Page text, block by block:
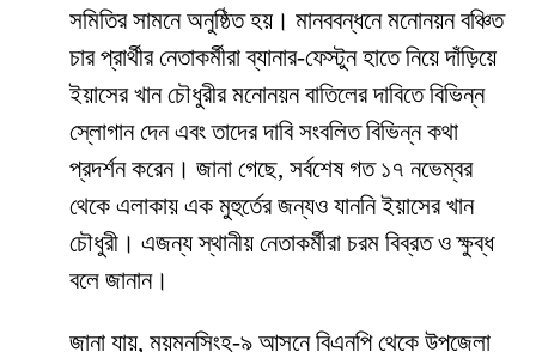
সমিতির সামনে অনুষ্ঠিত হয়। মানববন্ধনে মনোনয়ন বঞ্চিত
চার প্রার্থীর নেতাকর্মীরা ব্যানার-ফেস্টুন হাতে নিয়ে দাঁড়িয়ে
ইয়াসের খান চৌধুরীর মনোনয়ন বাতিলের দাবিতে বিভিন্ন
স্লোগান দেন এবং তাদের দাবি সংবলিত বিভিন্ন কথা
প্রদর্শন করেন। জানা গেছে, সর্বশেষ গত ১৭ নভেম্বর
থেকে এলাকায় এক মুহুর্তের জন্যও যাননি ইয়াসের খান
চৌধুরী। এজন্য স্থানীয় নেতাকর্মীরা চরম বিব্রত ও ক্ষুব্ধ
বলে জানান।
জানা যায়, ময়মনসিংহ-৯ আসনে বিএনপি থেকে উপজেলা